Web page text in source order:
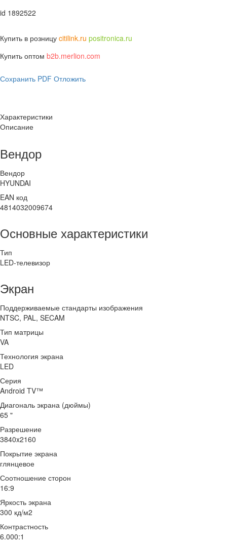
id 1892522
Купить в розницу citilink.ru positronica.ru
Купить оптом b2b.merlion.com
Сохранить PDF Отложить
Характеристики
Описание
Вендор
Вендор
HYUNDAI
EAN код
4814032009674
Основные характеристики
Тип
LED-телевизор
Экран
Поддерживаемые стандарты изображения
NTSC, PAL, SECAM
Тип матрицы
VA
Технология экрана
LED
Серия
Android TV™
Диагональ экрана (дюймы)
65 "
Разрешение
3840x2160
Покрытие экрана
глянцевое
Соотношение сторон
16:9
Яркость экрана
300 кд/м2
Контрастность
6.000:1